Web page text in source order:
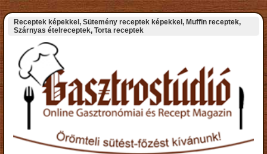
Receptek képekkel, Sütemény receptek képekkel, Muffin receptek,
Szárnyas ételreceptek, Torta receptek